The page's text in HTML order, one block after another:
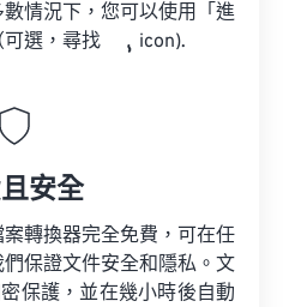
情況下，您可以使用「進
選，尋找
icon).
安全
轉換器完全免費，可在任
保證文件安全和隱私。文
保護，並在幾小時後自動